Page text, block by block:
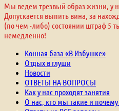
Мы ведем трезвый образ жизни, у
Допускается выпить вина, за
(по чем -либо) состоянии штраф 5
немедленно!
Конная база «В Избушке»
Отдых в глуши
Новости
ОТВЕТЫ НА ВОПРОСЫ
Как у нас проходят занятия
О нас, кто мы такие и почему